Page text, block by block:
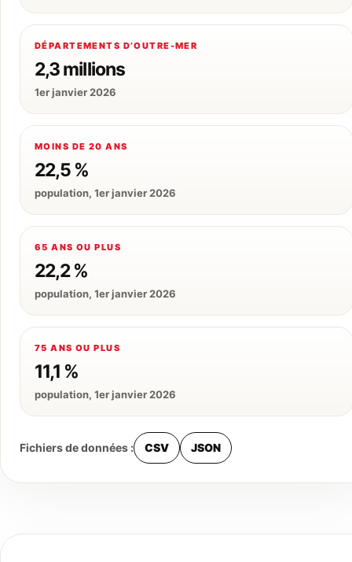
DÉPARTEMENTS D’OUTRE-MER
2,3 millions
1er janvier 2026
MOINS DE 20 ANS
22,5 %
population, 1er janvier 2026
65 ANS OU PLUS
22,2 %
population, 1er janvier 2026
75 ANS OU PLUS
11,1 %
population, 1er janvier 2026
Fichiers de données : CSV JSON